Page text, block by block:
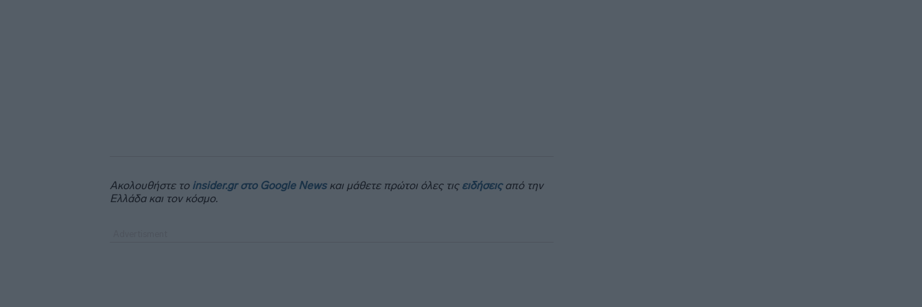
Ακολουθήστε το insider.gr στο Google Newsκαι μάθετε πρώτοι όλες τις ειδήσειςαπό την
Ελλάδα και τον κόσμο.